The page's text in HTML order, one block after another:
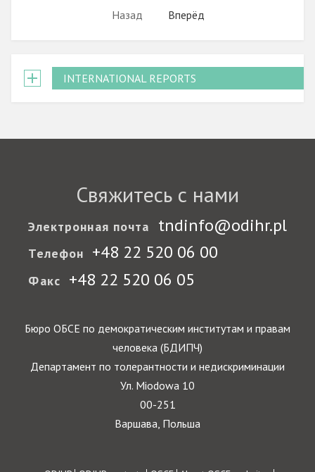
Назад
Вперёд
INTERNATIONAL REPORTS
Свяжитесь с нами
Электронная почта tndinfo@odihr.pl
Телефон +48 22 520 06 00
Факс +48 22 520 06 05
Бюро ОБСЕ по демократическим институтам и правам
человека (БДИПЧ)
Департамент по толерантности и недискриминации
Ул. Miodowa 10
00-251
Варшава, Польша